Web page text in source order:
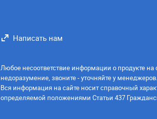
Написать нам
Любое несоответствие информации о продукте
недоразумение, звоните - уточняйте у менеджеров.
Вся информация на сайте носит справочный
определяемой положениями Статьи 437